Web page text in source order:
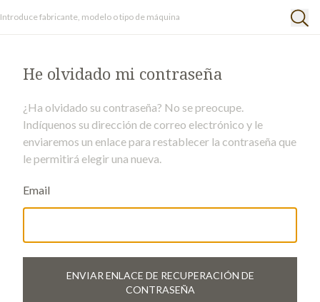
He olvidado mi contraseña
¿Ha olvidado su contraseña? No se preocupe.
Indíquenos su dirección de correo electrónico y le
enviaremos un enlace para restablecer la contraseña que
le permitirá elegir una nueva.
Email
ENVIAR ENLACE DE RECUPERACIÓN DE
CONTRASEÑA